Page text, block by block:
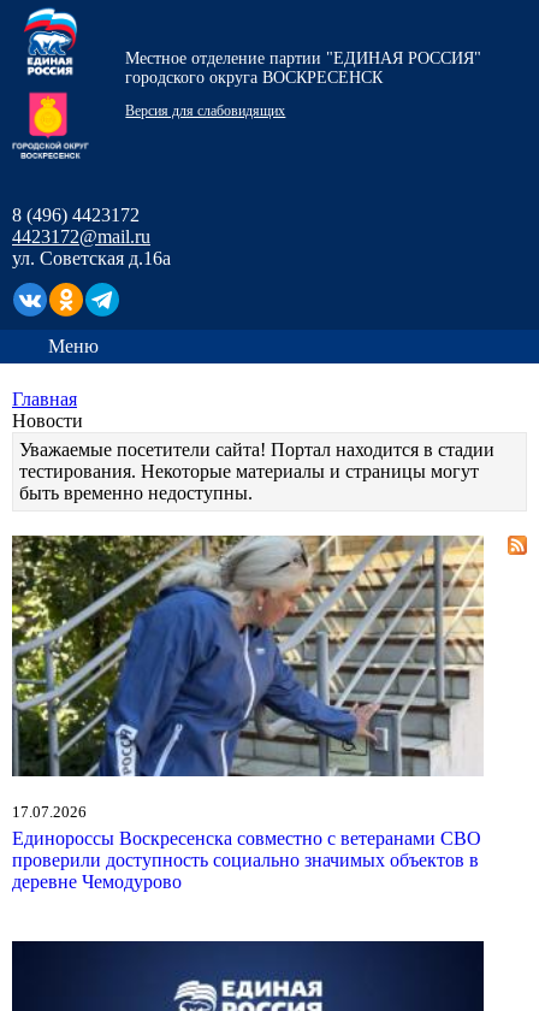
Местное отделение партии "ЕДИНАЯ РОССИЯ"
городского округа ВОСКРЕСЕНСК
Версия для слабовидящих
8 (496) 4423172
4423172@mail.ru
ул. Советская д.16а
Меню
Главная
Новости
Уважаемые посетители сайта! Портал находится в стадии
тестирования. Некоторые материалы и страницы могут
быть временно недоступны.
17.07.2026
Единороссы Воскресенска совместно с ветеранами СВО
проверили доступность социально значимых объектов в
деревне Чемодурово